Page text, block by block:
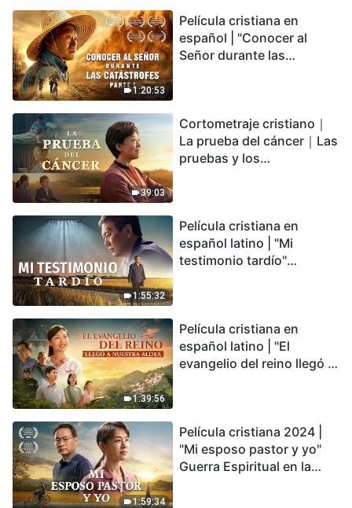
podemos sobrevivir?
1:20:53
Película cristiana en
español | "Conocer al
Señor durante las
encontrarás refugio?
39:03
Cortometraje cristiano｜
La prueba del cáncer｜Las
pruebas y los
1:55:32
Película cristiana en
español latino | "Mi
testimonio tardío"
conmovedor
1:39:56
Película cristiana en
español latino | "El
evangelio del reino llegó a
1:59:34
Película cristiana 2024 |
"Mi esposo pastor y yo"
Guerra Espiritual en la